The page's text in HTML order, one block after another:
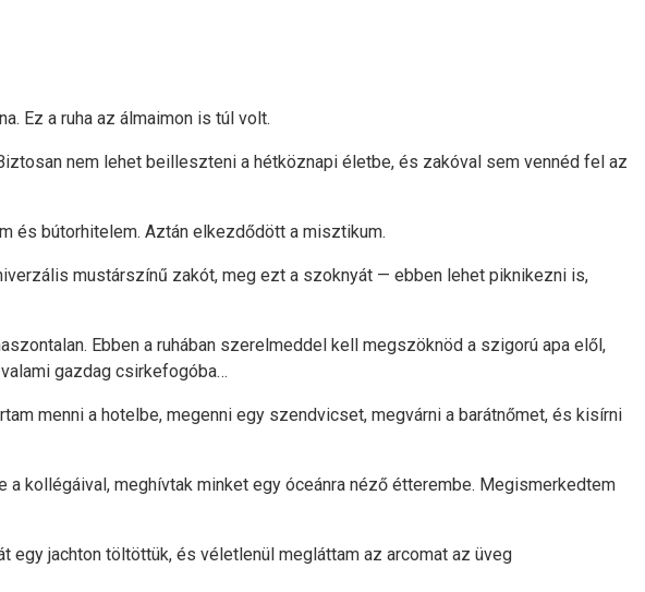
Ez a ruha az álmaimon is túl volt.
nem lehet beilleszteni a hétköznapi életbe, és zakóval sem vennéd fel az
és bútorhitelem. Aztán elkezdődött a misztikum.
mustárszínű zakót, meg ezt a szoknyát — ebben lehet piknikezni is,
Ebben a ruhában szerelmeddel kell megszöknöd a szigorú apa elől,
gazdag csirkefogóba…
menni a hotelbe, megenni egy szendvicset, megvárni a barátnőmet, és kisírni
kollégáival, meghívtak minket egy óceánra néző étterembe. Megismerkedtem
egy jachton töltöttük, és véletlenül megláttam az arcomat az üveg